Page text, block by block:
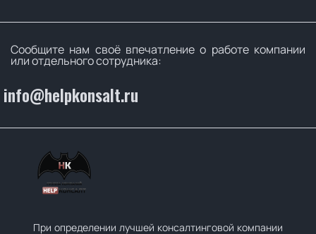
Сообщите нам своё впечатление о работе компании
или отдельного сотрудника:
info@helpkonsalt.ru
При определении лучшей консалтинговой компании